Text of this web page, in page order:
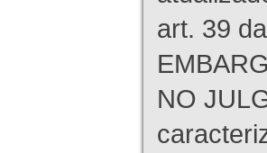
art. 39
NO